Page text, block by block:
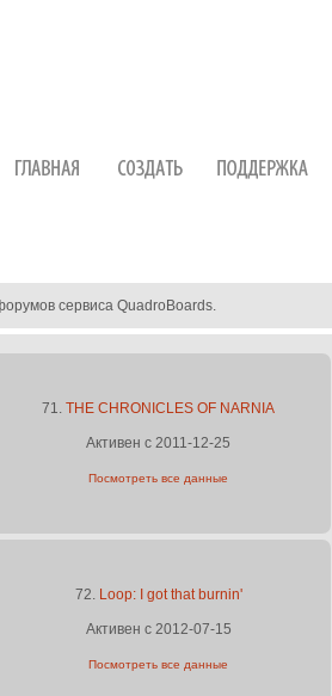
сервиса QuadroBoards.
71. THE CHRONICLES OF NARNIA
Активен с 2011-12-25
Посмотреть все данные
72. Loop: I got that burnin'
Активен с 2012-07-15
Посмотреть все данные